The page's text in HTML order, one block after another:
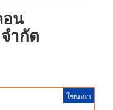
อน
ำกัด
โฆษณา